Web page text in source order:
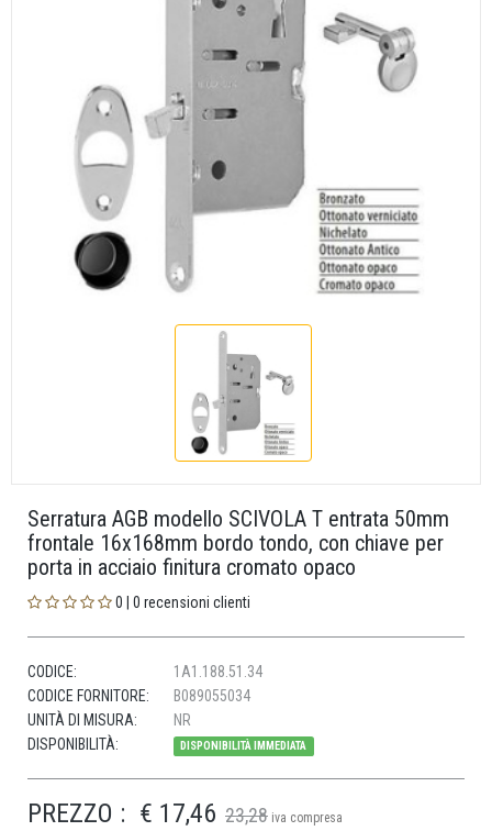
Serratura AGB modello SCIVOLA T entrata 50mm
frontale 16x168mm bordo tondo, con chiave per
porta in acciaio finitura cromato opaco
0 | 0 recensioni clienti
CODICE:
1A1.188.51.34
CODICE FORNITORE:
B089055034
UNITÀ DI MISURA:
NR
DISPONIBILITÀ:
DISPONIBILITÀ IMMEDIATA
PREZZO : € 17,46 23,28 iva compresa